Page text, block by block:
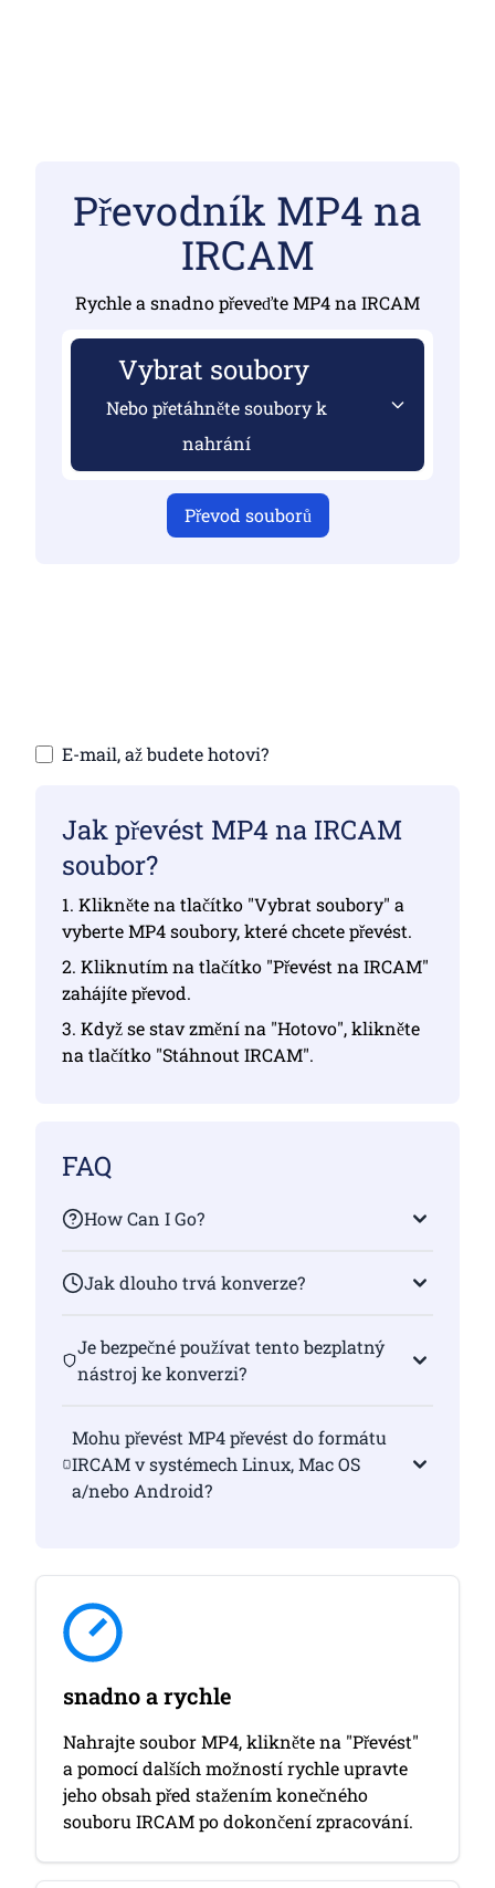
Převodník MP4 na
IRCAM
Rychle a snadno převeďte MP4 na IRCAM
Vybrat soubory
Nebo přetáhněte soubory k
nahrání
Převod souborů
E-mail, až budete hotovi?
Jak převést MP4 na IRCAM
soubor?
1. Klikněte na tlačítko "Vybrat soubory" a
vyberte MP4 soubory, které chcete převést.
2. Kliknutím na tlačítko "Převést na IRCAM"
zahájíte převod.
3. Když se stav změní na "Hotovo", klikněte
na tlačítko "Stáhnout IRCAM".
FAQ
How Can I Go?
Jak dlouho trvá konverze?
Je bezpečné používat tento bezplatný
nástroj ke konverzi?
Mohu převést MP4 převést do formátu
IRCAM v systémech Linux, Mac OS
a/nebo Android?
snadno a rychle
Nahrajte soubor MP4, klikněte na "Převést"
a pomocí dalších možností rychle upravte
jeho obsah před stažením konečného
souboru IRCAM po dokončení zpracování.